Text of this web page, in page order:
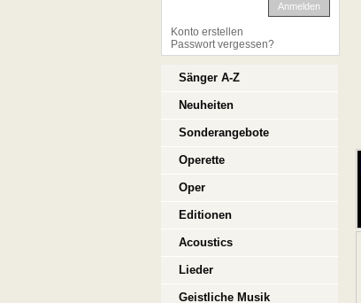
Anmelden
Konto erstellen
Passwort vergessen?
Sänger A-Z
Neuheiten
Sonderangebote
Operette
Oper
Editionen
Acoustics
Lieder
Geistliche Musik